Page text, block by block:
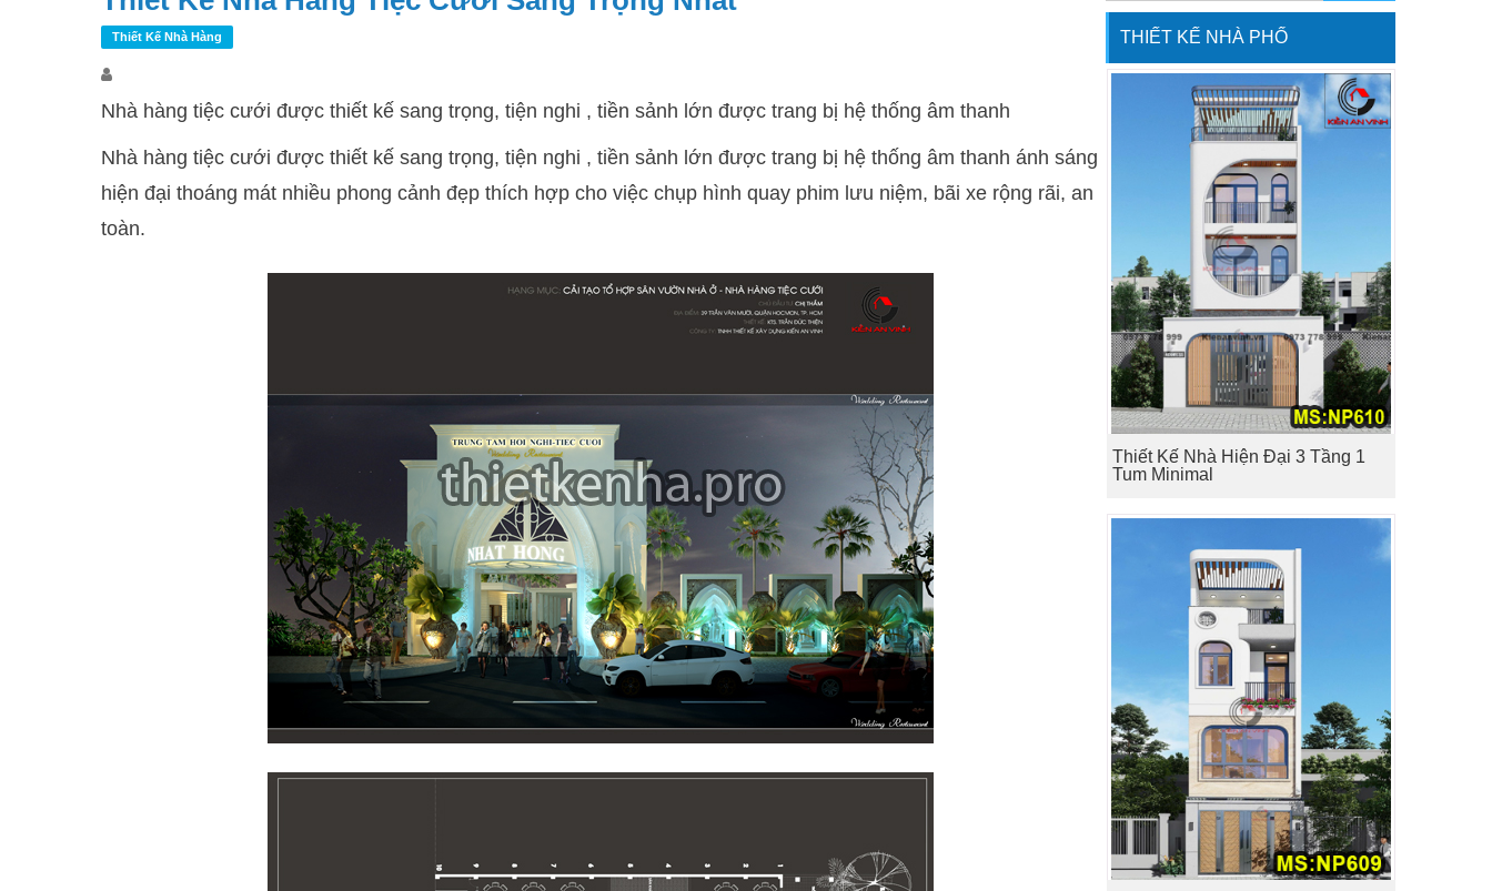
Thiết Kế Nhà Hàng
Nhà hàng tiệc cưới được thiết kế sang trọng, tiện nghi , tiền sảnh lớn được trang bị hệ thống âm thanh
Nhà hàng tiệc cưới được thiết kế sang trọng, tiện nghi , tiền sảnh lớn được trang bị hệ thống âm thanh ánh sáng
hiện đại thoáng mát nhiều phong cảnh đẹp thích hợp cho việc chụp hình quay phim lưu niệm, bãi xe rộng rãi, an
toàn.
THIẾT KẾ NHÀ PHỐ
Thiết Kế Nhà Hiện Đại 3 Tầng 1
Tum Minimal